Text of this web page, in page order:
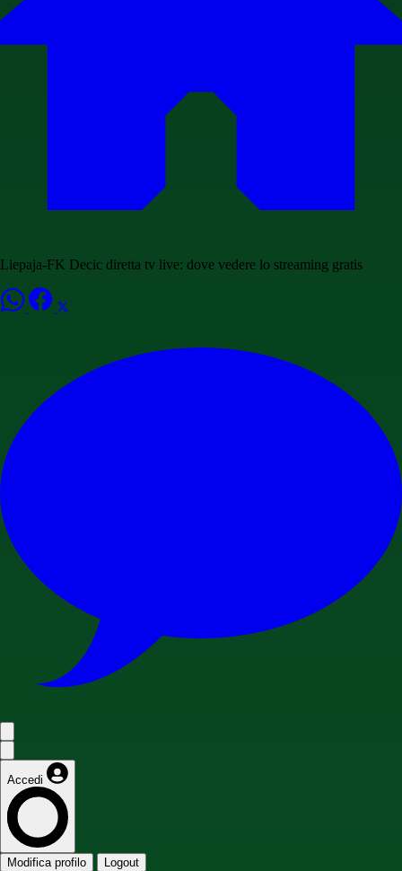
Liepaja-FK Decic diretta tv live: dove vedere lo streaming gratis
Accedi
Modifica profilo Logout